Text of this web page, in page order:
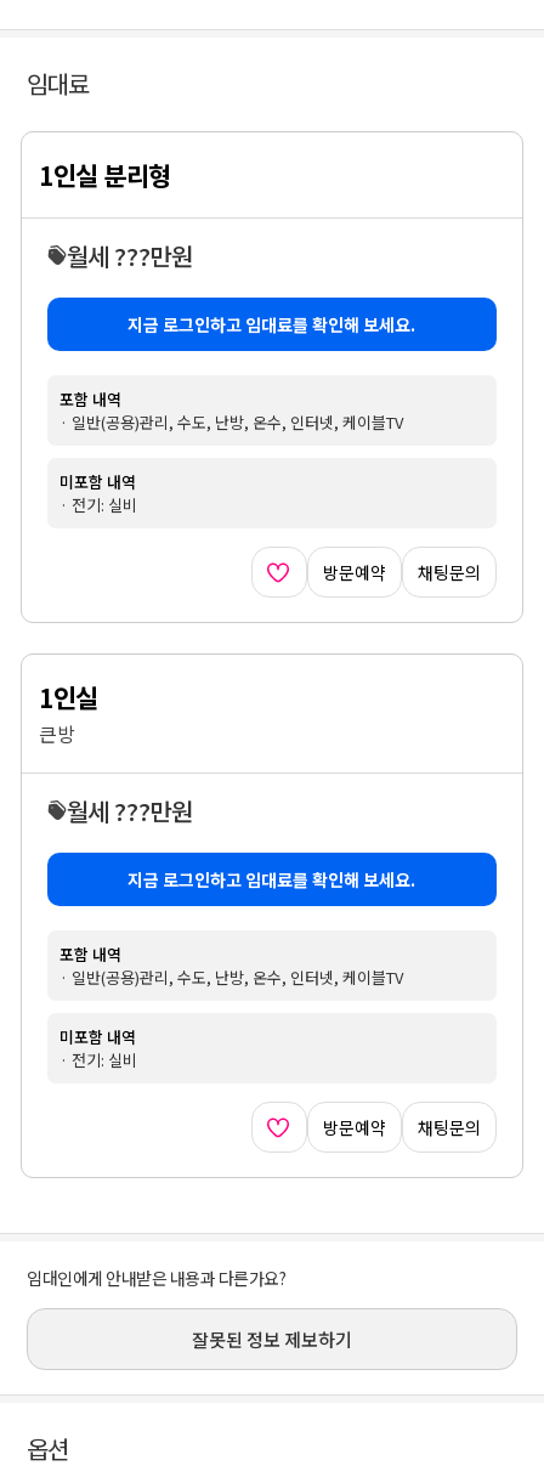
임대료
1인실 분리형
월세 ???만원
지금 로그인하고 임대료를 확인해 보세요.
포함 내역
· 일반(공용)관리, 수도, 난방, 온수, 인터넷, 케이블TV
미포함 내역
· 전기: 실비
방문예약 채팅문의
1인실
큰방
월세 ???만원
지금 로그인하고 임대료를 확인해 보세요.
포함 내역
· 일반(공용)관리, 수도, 난방, 온수, 인터넷, 케이블TV
미포함 내역
· 전기: 실비
방문예약 채팅문의
임대인에게 안내받은 내용과 다른가요?
잘못된 정보 제보하기
옵션